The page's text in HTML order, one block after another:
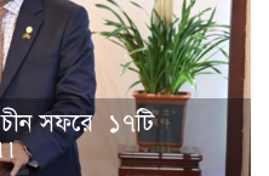
চীন সফরে ১৭টি